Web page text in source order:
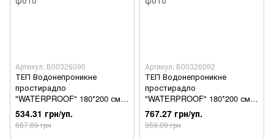
Артикул: В00326090
ТЕП Водонепроникне
простирадло
"WATERPROOF" 180*200 см
(бамбук),, 4112000048169
534.31 грн/уп.
667.89 грн
Артикул: В00326092
ТЕП Водонепроникне
простирадло
"WATERPROOF" 180*200 см
(бамбук),, 4112000048169
767.27 грн/уп.
959.09 грн